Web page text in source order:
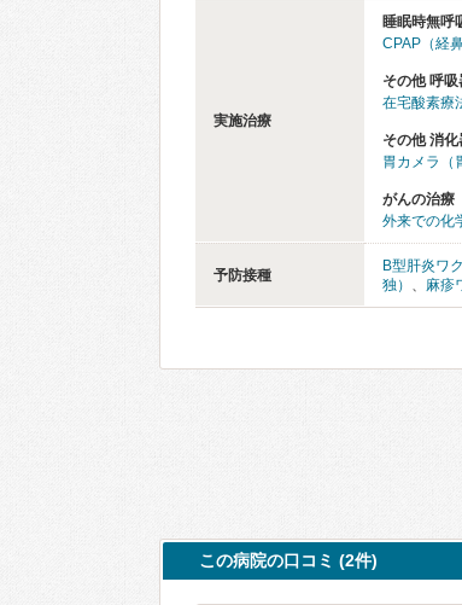
実施治療
睡眠時無呼
CPAP（経
その他 呼
在宅酸素療
その他 消
胃カメラ（
がんの治療
外来での化
予防接種
B型肝炎ワ
独） 、 麻疹
この病院の口コミ (2件)